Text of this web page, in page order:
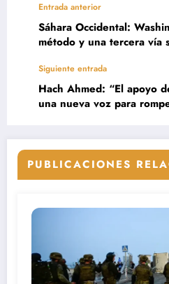
Entrada anterior
Sáhara Occidental:
método y una tercera vía
Siguiente entrada
Hach Ahmed: “El apoyo
una nueva voz para
PUBLICACIONES